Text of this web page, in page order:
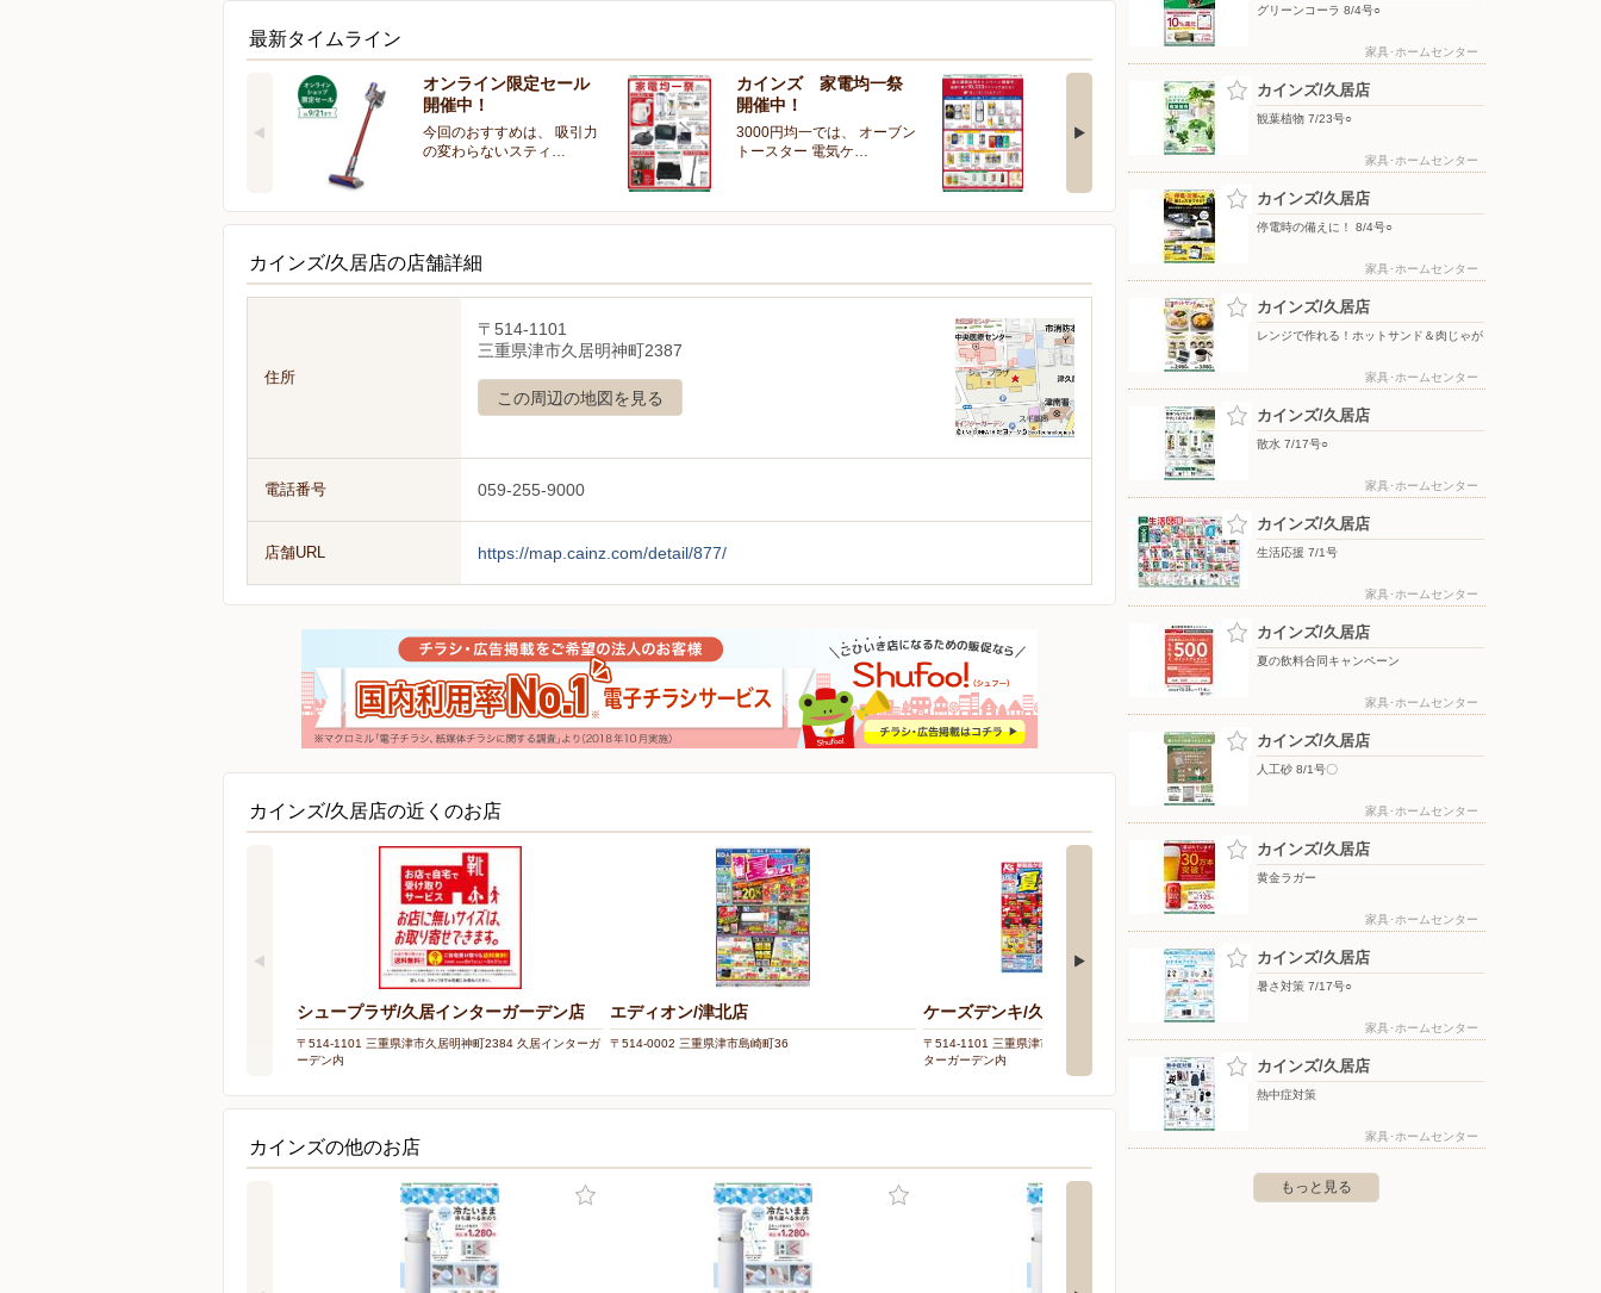
最新タイムライン
オンライン限定セール
開催中！
今回のおすすめは、 吸引力
の変わらないスティ…
カインズ 家電均一祭
開催中！
3000円均一では、 オーブン
トースター 電気ケ…
夏の酒類合同キャンペ
夏の酒類合同キャンペーン
開催中！ 抽選で最大…
カインズ/久居店の店舗詳細
住所
〒514-1101
三重県津市久居明神町2387
この周辺の地図を見る
電話番号 059-255-9000
店舗URL https://map.cainz.com/detail/877/
カインズ/久居店の近くのお店
シュープラザ/久居インターガーデン店
〒514-1101 三重県津市久居明神町2384 久居インターガ
ーデン内
エディオン/津北店
〒514-0002 三重県津市島崎町36
ケーズデンキ/久居インター店
〒514-1101 三重県津市久居明神町字風早2379 久居イン
ターガーデン内
〒514-1101 三重県津市久居明神町字風早2382番地
カインズの他のお店
グリーンコーラ 8/4号○
家具･ホームセンター
カインズ/久居店
観葉植物 7/23号○
家具･ホームセンター
カインズ/久居店
停電時の備えに！ 8/4号○
家具･ホームセンター
カインズ/久居店
レンジで作れる！ホットサンド＆肉じゃが
家具･ホームセンター
カインズ/久居店
散水 7/17号○
家具･ホームセンター
カインズ/久居店
生活応援 7/1号
家具･ホームセンター
カインズ/久居店
夏の飲料合同キャンペーン
家具･ホームセンター
カインズ/久居店
人工砂 8/1号〇
家具･ホームセンター
カインズ/久居店
黄金ラガー
家具･ホームセンター
カインズ/久居店
暑さ対策 7/17号○
家具･ホームセンター
カインズ/久居店
熱中症対策
家具･ホームセンター
もっと見る